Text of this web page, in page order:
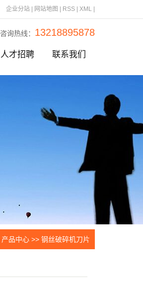
企业分站 网站地图 RSS XML
咨询热线： 13218895878
人才招聘 联系我们
产品中心 >> 钢丝破碎机刀片